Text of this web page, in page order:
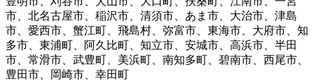
市、北名古屋市、稲沢市、清須市、あま市、大治市、津島
市、愛西市、蟹江町、飛島村、弥富市、東海市、大府市、知
多市、東浦町、阿久比町、知立市、安城市、高浜市、半田
市、常滑市、武豊町、美浜町、南知多町、碧南市、西尾市、
豊田市、岡崎市、幸田町